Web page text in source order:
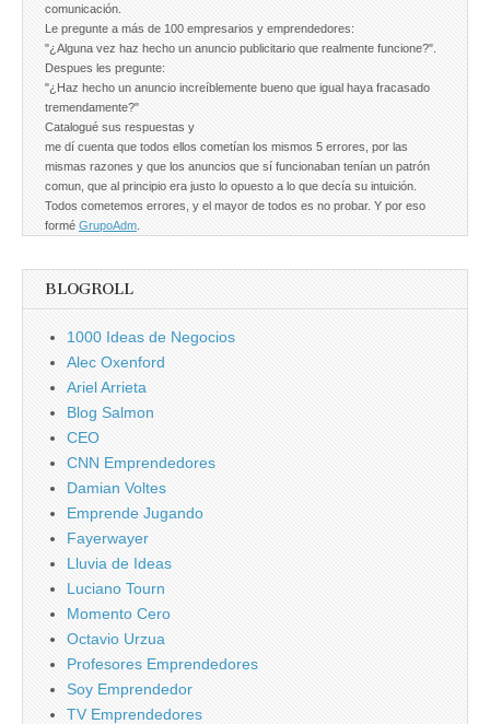
comunicación.
Le pregunte a más de 100 empresarios y emprendedores:
"¿Alguna vez haz hecho un anuncio publicitario que realmente funcione?".
Despues les pregunte:
"¿Haz hecho un anuncio increíblemente bueno que igual haya fracasado
tremendamente?"
Catalogué sus respuestas y
me dí cuenta que todos ellos cometían los mismos 5 errores, por las
mismas razones y que los anuncios que sí funcionaban tenían un patrón
comun, que al principio era justo lo opuesto a lo que decía su intuición.
Todos cometemos errores, y el mayor de todos es no probar. Y por eso
formé GrupoAdm
BLOGROLL
1000 Ideas de Negocios
Alec Oxenford
Ariel Arrieta
Blog Salmon
CEO
CNN Emprendedores
Damian Voltes
Emprende Jugando
Fayerwayer
Lluvia de Ideas
Luciano Tourn
Momento Cero
Octavio Urzua
Profesores Emprendedores
Soy Emprendedor
TV Emprendedores